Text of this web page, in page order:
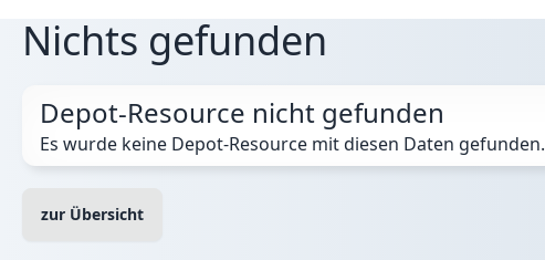
Nichts gefunden
Depot-Resource nicht gefunden
Es wurde keine Depot-Resource mit diesen Daten gefunden.
zur Übersicht